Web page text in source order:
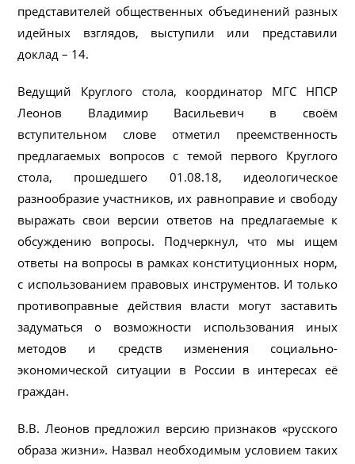
представителей общественных объединений разных
идейных взглядов, выступили или представили
доклад – 14.
Ведущий Круглого стола, координатор МГС НПСР
Леонов Владимир Васильевич в своём
вступительном слове отметил преемственность
предлагаемых вопросов с темой первого Круглого
стола, прошедшего 01.08.18, идеологическое
разнообразие участников, их равноправие и свободу
выражать свои версии ответов на предлагаемые к
обсуждению вопросы. Подчеркнул, что мы ищем
ответы на вопросы в рамках конституционных норм,
с использованием правовых инструментов. И только
противоправные действия власти могут заставить
задуматься о возможности использования иных
методов и средств изменения социально-
экономической ситуации в России в интересах её
граждан.
В.В. Леонов предложил версию признаков «русского
образа жизни». Назвал необходимым условием таких